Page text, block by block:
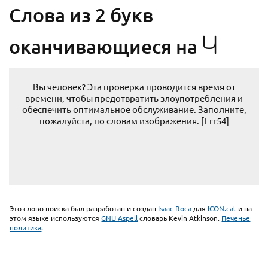
Cлова из 2 букв
оканчивающиеся на Ч
Вы человек? Эта проверка проводится время от
времени, чтобы предотвратить злоупотребления и
обеспечить оптимальное обслуживание. Заполните,
пожалуйста, по словам изображения. [Err54]
Это слово поиска был разработан и создан Isaac Roca для ICON.cat и на
этом языке используютсяGNU Aspellсловарь Kevin Atkinson. Печенье
политика.